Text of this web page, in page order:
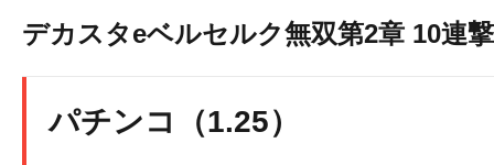
デカスタeベルセルク無双第2章 10連
パチンコ（1.25）